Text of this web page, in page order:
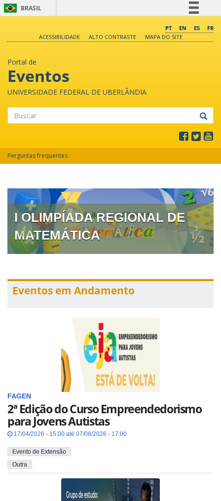
BRASIL
Comunica BR
PT EN ES
FR
ACESSIBILIDADE
ALTO CONTRASTE MAPA DO SITE
Portal de
Eventos
UNIVERSIDADE FEDERAL DE UBERLÂNDIA
Perguntas frequentes
I OLIMPÍADA REGIONAL DE
MATEMÁTICA
Eventos em Andamento
FAGEN
2ª Edição do Curso Empreendedorismo
para Jovens Autistas
17/04/2026 - 15:00 até 07/08/2026 - 17:00
Evento de Extensão
Outra